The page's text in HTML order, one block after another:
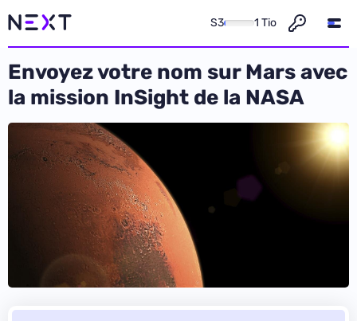
S3 1 Tio
Envoyez votre nom sur Mars avec
la mission InSight de la NASA